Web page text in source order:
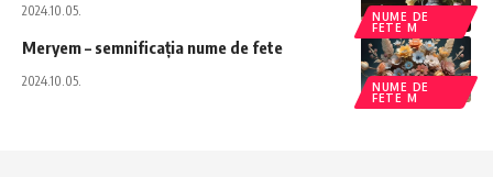
NUME DE
FETE M
2024.10.05.
NUME DE
FETE M
Meryem – semnificația nume de fete
2024.10.05.